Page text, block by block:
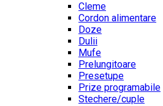
Cleme
Cordon alimentare
Doze
Dulii
Mufe
Prelungitoare
Presetupe
Prize programabile
Stechere/cuple